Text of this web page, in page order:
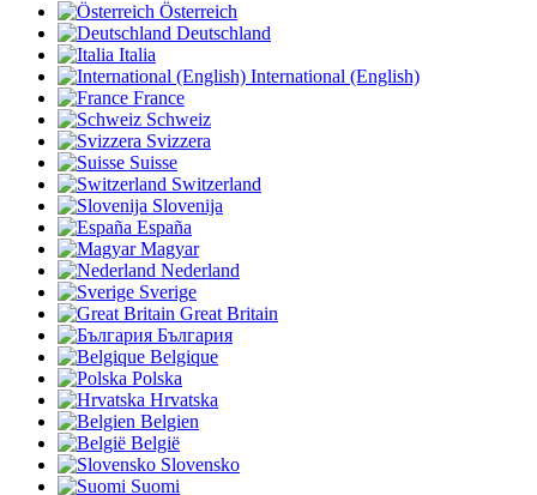
Österreich
Deutschland
Italia
International (English)
France
Schweiz
Svizzera
Suisse
Switzerland
Slovenija
España
Magyar
Nederland
Sverige
Great Britain
България
Belgique
Polska
Hrvatska
Belgien
België
Slovensko
Suomi